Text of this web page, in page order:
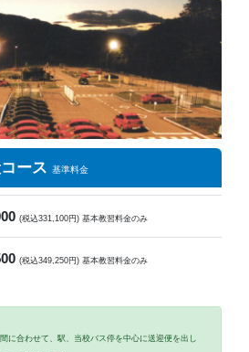
ース 基準料金
(税込331,100円) 基本教習料金のみ
(税込349,250円) 基本教習料金のみ
に合わせて、駅、当校バス停を中心に送迎便を出し